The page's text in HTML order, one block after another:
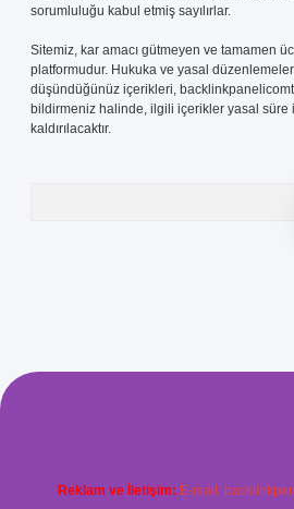
sorumluluğu kabul etmiş sayılırlar.
Sitemiz, kar amacı gütmeyen ve tamamen
platformudur. Hukuka ve yasal
düşündüğünüz içerikleri,
bildirmeniz halinde, ilgili içerikler yasal süre
kaldırılacaktır.
Reklam ve İletişim: E-mail: